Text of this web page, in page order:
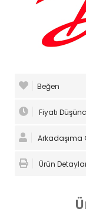
Beğen
Fiyatı
Arkadaşıma
Ürün